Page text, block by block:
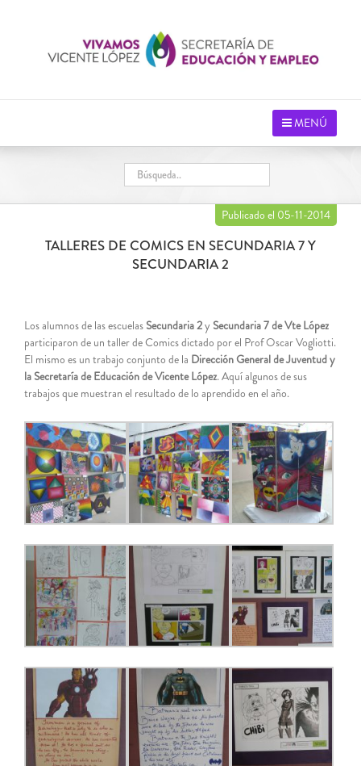
MENÚ
Publicado el 05-11-2014
TALLERES DE COMICS EN SECUNDARIA 7 Y
SECUNDARIA 2
Los alumnos de las escuelas Secundaria 2y Secundaria 7 de Vte López
participaron de un taller de Comics dictado por el Prof Oscar Vogliotti.
El mismo es un trabajo conjunto de la Dirección General de Juventud y
la Secretaría de Educación de Vicente López. Aquí algunos de sus
trabajos que muestran el resultado de lo aprendido en el año.